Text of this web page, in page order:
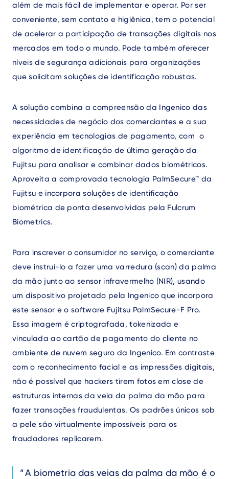
além de mais fácil de implementar e operar. Por ser
conveniente, sem contato e higiênica, tem o potencial
de acelerar a participação de transações digitais nos
mercados em todo o mundo. Pode também oferecer
níveis de segurança adicionais para organizações
que solicitam soluções de identificação robustas.
A solução combina a compreensão da Ingenico das
necessidades de negócio dos comerciantes e a sua
experiência em tecnologias de pagamento, com o
algoritmo de identificação de última geração da
Fujitsu para analisar e combinar dados biométricos.
Aproveita a comprovada tecnologia PalmSecure™ da
Fujitsu e incorpora soluções de identificação
biométrica de ponta desenvolvidas pela Fulcrum
Biometrics.
Para inscrever o consumidor no serviço, o comerciante
deve instruí-lo a fazer uma varredura (scan) da palma
da mão junto ao sensor infravermelho (NIR), usando
um dispositivo projetado pela Ingenico que incorpora
este sensor e o software Fujitsu PalmSecure-F Pro.
Essa imagem é criptografada, tokenizada e
vinculada ao cartão de pagamento do cliente no
ambiente de nuvem seguro da Ingenico. Em contraste
com o reconhecimento facial e as impressões digitais,
não é possível que hackers tirem fotos em close de
estruturas internas da veia da palma da mão para
fazer transações fraudulentas. Os padrões únicos sob
a pele são virtualmente impossíveis para os
fraudadores replicarem.
Text
A biometria das veias da palma da mão é o